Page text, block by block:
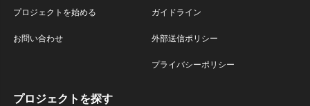
プロジェクトを始める
お問い合わせ
ガイドライン
外部送信ポリシー
プライバシーポリシー
プロジェクトを探す